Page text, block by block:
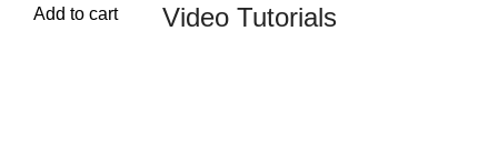
Add to cart
Video Tutorials